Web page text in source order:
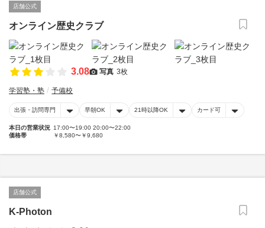
店舗公式
オンライン歴史クラブ
3.08 写真 3枚
学習塾・塾 予備校
出張・訪問専門 早朝OK 21時以降OK カード可
本日の営業状況 17:00〜19:00 20:00〜22:00
価格帯
￥8,580〜￥9,680
店舗公式
K-Photon